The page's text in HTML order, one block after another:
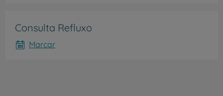
Consulta Refluxo
Marcar